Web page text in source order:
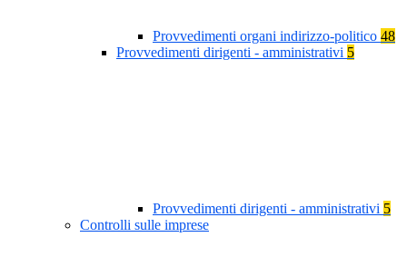
Provvedimenti organi indirizzo-politico 48
Provvedimenti dirigenti - amministrativi 5
Provvedimenti dirigenti - amministrativi 5
Controlli sulle imprese